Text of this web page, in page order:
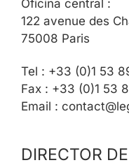
Oficina central :
122 avenue des
75008 Paris
Tel : +33 (0)1 53
Fax : +33 (0)1 53
Email :
DIRECTOR